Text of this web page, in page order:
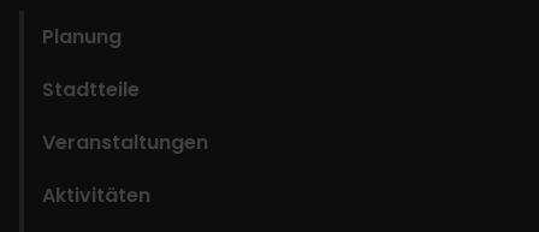
Planung
Stadtteile
Veranstaltungen
Aktivitäten